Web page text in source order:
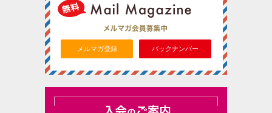
メルマガ登録 バックナンバー